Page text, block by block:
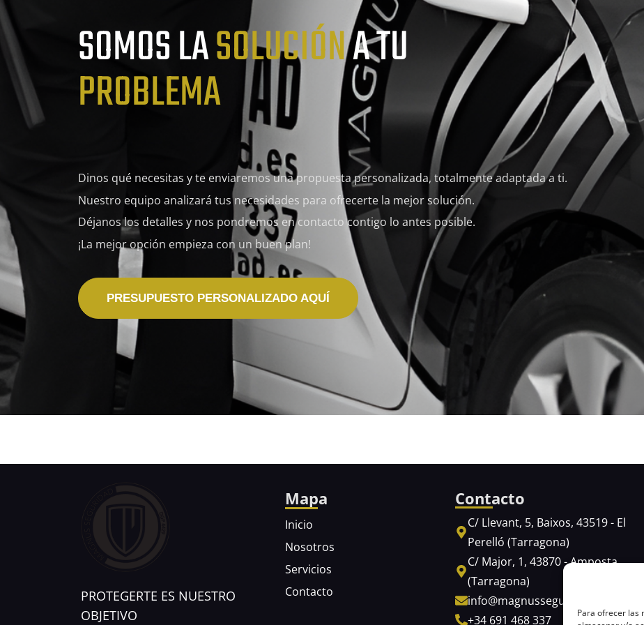
Para ofrecer las
SOMOS LASOLUCIÓNA TU
PROBLEMA
Dinos qué necesitas y te enviaremos unapropuesta personalizada, totalmenteadaptada a ti.
Nuestro equipo analizará tus necesidades para ofrecerte la mejor solución.
Déjanos los detalles y nos pondremos en contacto contigo lo antes posible.
¡La mejor opción empieza con un buen plan!
PRESUPUESTO PERSONALIZADO AQUÍ
PROTEGERTE ES NUESTRO
OBJETIVO
Mapa
Inicio
Nosotros
Servicios
Contacto
Contacto
C/ Llevant, 5, Baixos, 43519 - El
Perelló (Tarragona)
C/ Major, 1, 43870 - Amposta
(Tarragona)
info@magnusseguridad.es
+34 691 468 337